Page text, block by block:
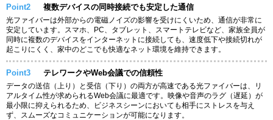
Point2 複数デバイスの同時接続でも安定した通信
光ファイバーは外部からの電磁ノイズの影響を受けにくいため、通信が非常に
安定しています。スマホ、PC、タブレット、スマートテレビなど、家族全員が
同時に複数のデバイスをインターネットに接続しても、速度低下や接続切れが
起こりにくく、家中のどこでも快適なネット環境を維持できます。
Point3 テレワークやWeb会議での信頼性
データの送信（上り）と受信（下り）の両方が高速である光ファイバーは、リ
アルタイム性が求められるWeb会議に最適です。映像や音声のラグ（遅延）が
最小限に抑えられるため、ビジネスシーンにおいても相手にストレスを与え
ず、スムーズなコミュニケーションが可能になります。